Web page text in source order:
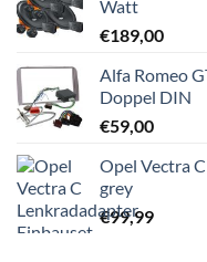
Watt
€189,00
Alfa Romeo
Doppel DIN
€59,00
Opel Vectra
grey
€99,99